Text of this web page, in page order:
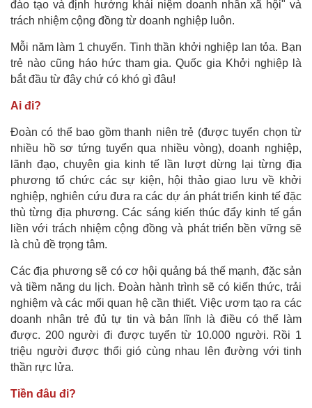
đào tạo và định hướng khái niệm doanh nhân xã hội" và
trách nhiệm cộng đồng từ doanh nghiệp luôn.
Mỗi năm làm 1 chuyến. Tinh thần khởi nghiệp lan tỏa. Bạn
trẻ nào cũng háo hức tham gia. Quốc gia Khởi nghiệp là
bắt đầu từ đây chứ có khó gì đâu!
Ai đi?
Đoàn có thể bao gồm thanh niên trẻ (được tuyển chọn từ
nhiều hồ sơ tứng tuyển qua nhiều vòng), doanh nghiệp,
lãnh đạo, chuyên gia kinh tế lần lượt dừng lại từng địa
phương tổ chức các sự kiện, hội thảo giao lưu về khởi
nghiệp, nghiên cứu đưa ra các dự án phát triển kinh tế đặc
thù từng địa phương. Các sáng kiến thúc đẩy kinh tế gắn
liền với trách nhiệm cộng đồng và phát triển bền vững sẽ
là chủ đề trọng tâm.
Các địa phương sẽ có cơ hội quảng bá thế mạnh, đặc sản
và tiềm năng du lịch. Đoàn hành trình sẽ có kiến thức, trải
nghiệm và các mối quan hệ cần thiết. Việc ươm tạo ra các
doanh nhân trẻ đủ tự tin và bản lĩnh là điều có thể làm
được. 200 người đi được tuyển từ 10.000 người. Rồi 1
triệu người được thổi gió cùng nhau lên đường với tinh
thần rực lửa.
Tiền đâu đi?